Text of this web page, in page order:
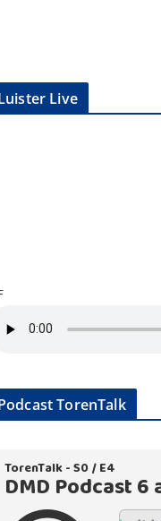
Live
TorenTalk